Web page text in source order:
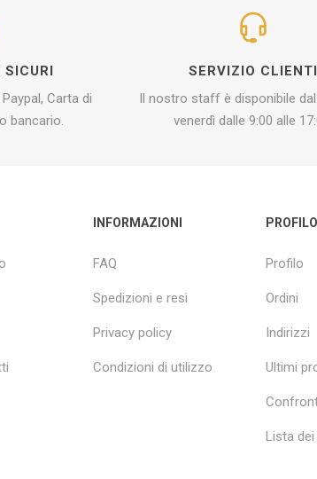
SICURI
Carta di
bancario.
SERVIZIO CLIENTI
Il nostro staff è disponibile
venerdì dalle 9:00 alle
INFORMAZIONI
FAQ
Spedizioni e resi
Privacy policy
Condizioni di utilizzo
PROFILO
Profilo
Ordini
Indirizzi
Ultimi
Lista